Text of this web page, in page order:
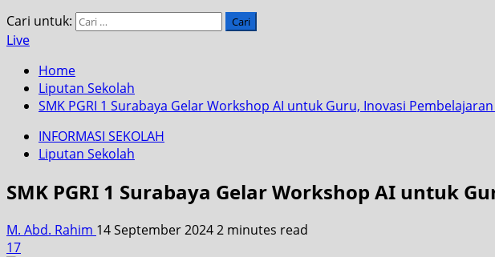
Cari untuk:
Live
Home
Liputan Sekolah
SMK PGRI 1 Surabaya Gelar Workshop AI untuk Guru, Inovasi
INFORMASI SEKOLAH
Liputan Sekolah
SMK PGRI 1 Surabaya Gelar Workshop AI untuk
M. Abd. Rahim 14 September 20242 minutes read
17